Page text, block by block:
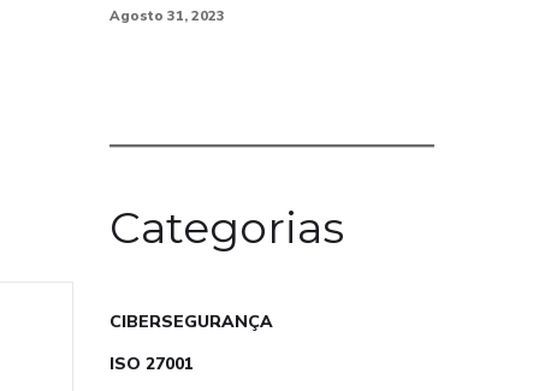
Agosto 31, 2023
Categorias
CIBERSEGURANÇA
ISO 27001